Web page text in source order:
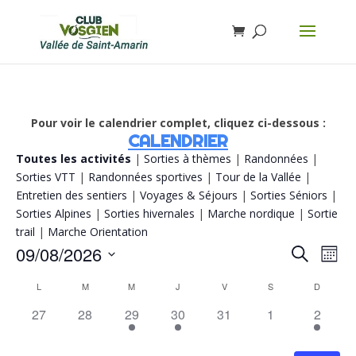
Pour voir le calendrier complet, cliquez ci-dessous :
CALENDRIER
Toutes les activités | Sorties à thèmes | Randonnées |
Sorties VTT | Randonnées sportives | Tour de la Vallée |
Entretien des sentiers | Voyages & Séjours | Sorties Séniors |
Sorties Alpines | Sorties hivernales | Marche nordique | Sortie
trail | Marche Orientation
et
Recherche
de
Mois
09/08/2026
date.
Calendrier
Évènements
L M M J V S D
0
27
0
évènement,
28
1
évènement,
29
1
évènement,
30
0
31
0
évènement,
1
1
2